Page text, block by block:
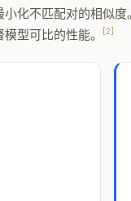
化不匹配对的相
型可比的性能。
[2]